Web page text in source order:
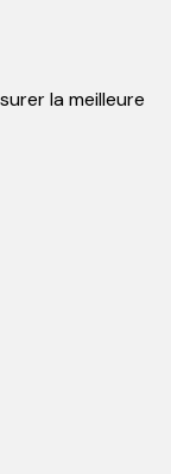
la meilleure